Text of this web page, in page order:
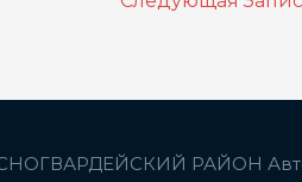
РАЙОН